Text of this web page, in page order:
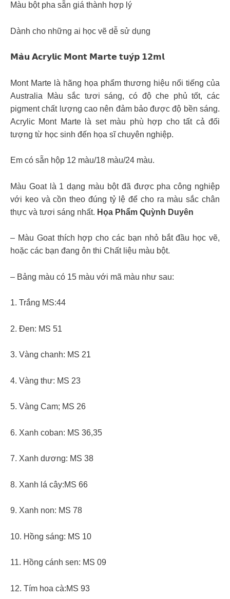
Màu bột pha sẵn giá thành hợp lý
Dành cho những ai học vẽ dễ sử dụng
𝗠𝗮̀𝘂 𝗔𝗰𝗿𝘆𝗹𝗶𝗰 𝗠𝗼𝗻𝘁 𝗠𝗮𝗿𝘁𝗲 𝘁𝘂𝘆́𝗽 𝟭𝟮𝗺𝗹
Mont Marte là hãng họa phẩm thương hiệu nổi tiếng của
Australia Màu sắc tươi sáng, có độ che phủ tốt, các
pigment chất lượng cao nên đảm bảo được độ bền sáng.
Acrylic Mont Marte là set màu phù hợp cho tất cả đối
tượng từ học sinh đến họa sĩ chuyên nghiệp.
Em có sẵn hộp 12 màu/18 màu/24 màu.
Màu Goat là 1 dạng màu bột đã được pha công nghiệp
với keo và cồn theo đúng tỷ lệ để cho ra màu sắc chân
thực và tươi sáng nhất. Họa Phẩm Quỳnh Duyên
– Màu Goat thích hợp cho các bạn nhỏ bắt đầu học vẽ,
hoặc các bạn đang ôn thi Chất liệu màu bột.
– Bảng màu có 15 màu với mã màu như sau:
1. Trắng MS:44
2. Đen: MS 51
3. Vàng chanh: MS 21
4. Vàng thư: MS 23
5. Vàng Cam; MS 26
6. Xanh coban: MS 36,35
7. Xanh dương: MS 38
8. Xanh lá cây:MS 66
9. Xanh non: MS 78
10. Hồng sáng: MS 10
11. Hồng cánh sen: MS 09
12. Tím hoa cà:MS 93